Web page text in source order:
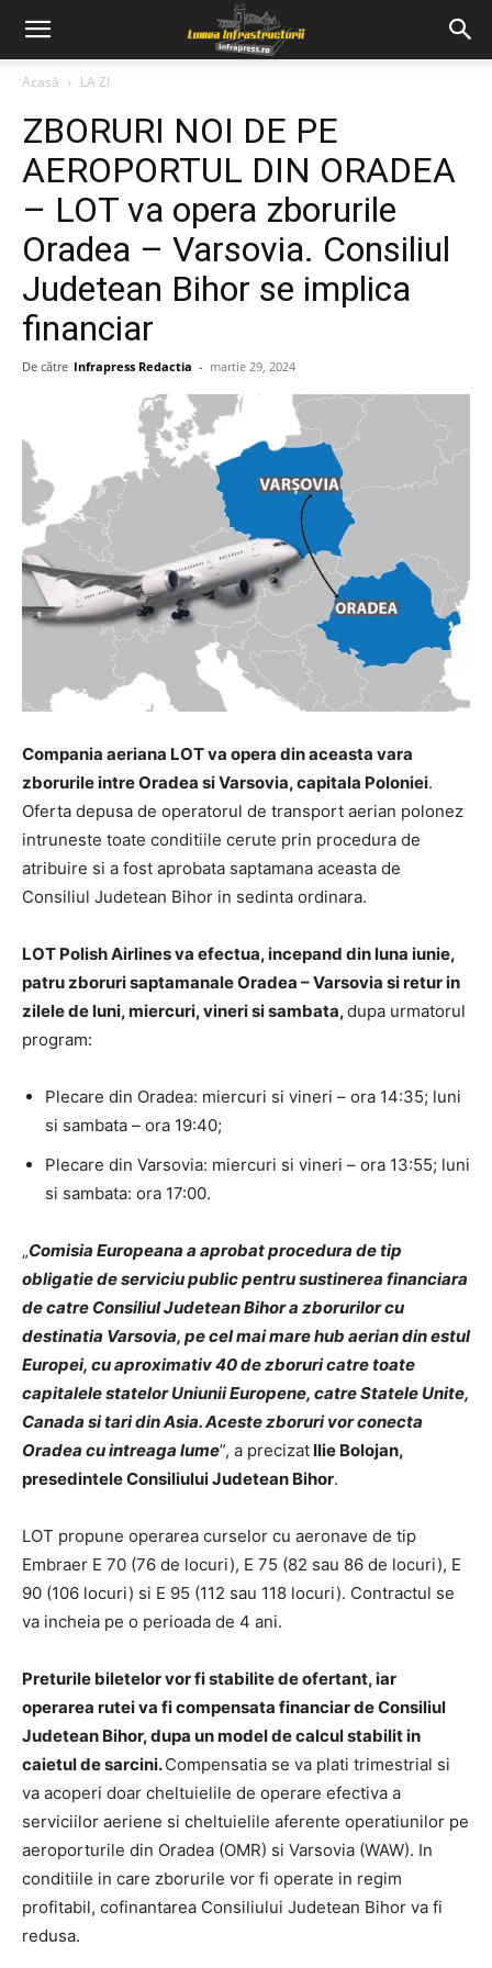
Acasă LA ZI
ZBORURI NOI DE PE
AEROPORTUL DIN ORADEA
– LOT va opera zborurile
Oradea – Varsovia. Consiliul
Judetean Bihor se implica
financiar
De către Infrapress Redactia - martie 29, 2024
Compania aeriana LOT va opera din aceasta vara
zborurile intre Oradea si Varsovia, capitala Poloniei.
Oferta depusa de operatorul de transport aerian polonez
intruneste toate conditiile cerute prin procedura de
atribuire si a fost aprobata saptamana aceasta de
Consiliul Judetean Bihor in sedinta ordinara.
LOT Polish Airlines va efectua, incepand din luna iunie,
patru zboruri saptamanale Oradea – Varsovia si retur in
zilele de luni, miercuri, vineri si sambata,dupa urmatorul
program:
Plecare din Oradea: miercuri si vineri – ora 14:35; luni
si sambata – ora 19:40;
Plecare din Varsovia: miercuri si vineri – ora 13:55; luni
si sambata: ora 17:00.
„Comisia Europeana a aprobat procedura de tip
obligatie de serviciu public pentru sustinerea financiara
de catre Consiliul Judetean Bihor a zborurilor cu
destinatia Varsovia, pe cel mai mare hub aerian din estul
Europei, cu aproximativ 40 de zboruri catre toate
capitalele statelor Uniunii Europene, catre Statele Unite,
Canada si tari din Asia. Aceste zboruri vor conecta
Oradea cu intreaga lume”, a precizat Ilie Bolojan,
presedintele Consiliului Judetean Bihor.
LOT propune operarea curselor cu aeronave de tip
Embraer E 70 (76 de locuri), E 75 (82 sau 86 de locuri), E
90 (106 locuri) si E 95 (112 sau 118 locuri). Contractul se
va incheia pe o perioada de 4 ani.
Preturile biletelor vor fi stabilite de ofertant, iar
operarea rutei va fi compensata financiar de Consiliul
Judetean Bihor, dupa un model de calcul stabilit in
caietul de sarcini.Compensatia se va plati trimestrial si
va acoperi doar cheltuielile de operare efectiva a
serviciilor aeriene si cheltuielile aferente operatiunilor pe
aeroporturile din Oradea (OMR) si Varsovia (WAW). In
conditiile in care zborurile vor fi operate in regim
profitabil, cofinantarea Consiliului Judetean Bihor va fi
redusa.